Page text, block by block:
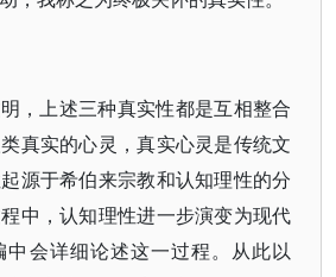
，上述三种真实性都是互相整合
真实的心灵，真实心灵是传统文
源于希伯来宗教和认知理性的分
中，认知理性进一步演变为现代
会详细论述这一过程。从此以